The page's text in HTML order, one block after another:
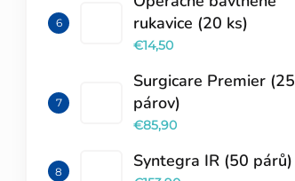
rukavice (20 ks)
€14,50
Surgicare Premier (25
párov)
€85,90
Syntegra IR (50 párů)